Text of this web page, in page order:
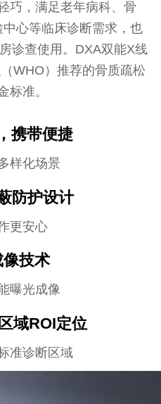
巧，满足老年病科、骨
心等临床诊断需求，也
诊查使用。DXA双能X线
WHO）推荐的骨质疏松
标准。
携带便捷
样化场景
防护设计
更安心
技术
曝光成像
域ROI定位
准诊断区域